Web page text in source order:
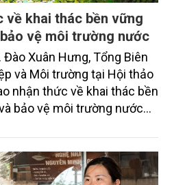
về khai thác bền vững
vệ môi trường nước
Xuân Hưng, Tổng Biên
và Môi trường tại Hội thảo
nhận thức về khai thác bền
bảo vệ môi trường nước
nghiệp và Môi trường
10/7/2026. Hội thảo thu
100 đại biểu là lãnh đạo